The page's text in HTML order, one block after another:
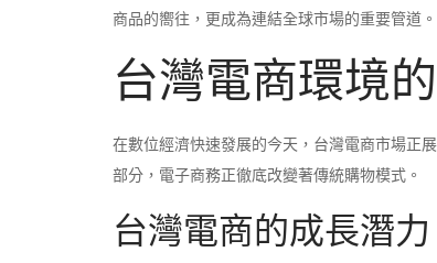
商品的嚮往，更成為連結全球市場的重要管道。
台灣電商環境
在數位經濟快速發展的今天，台灣電商市場正
部分，電子商務正徹底改變著傳統購物模式。
台灣電商的成長潛力